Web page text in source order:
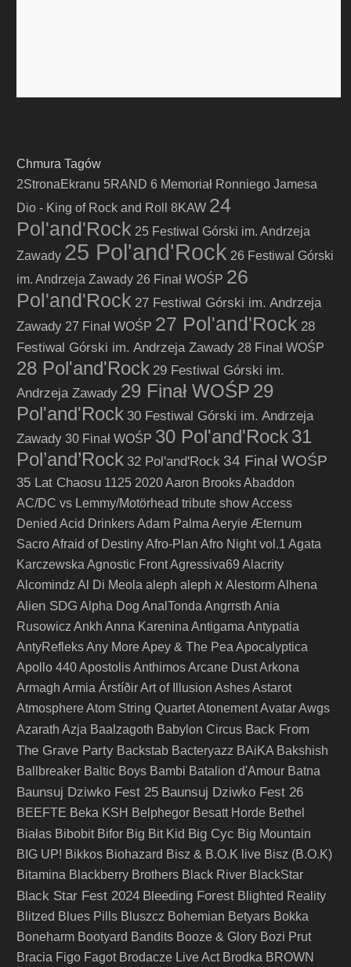
Chmura Tagów
2StronaEkranu 5RAND 6 Memoriał Ronniego Jamesa
Dio - King of Rock and Roll
8KAW 24
Pol'and'Rock 25 Festiwal Górski im. Andrzeja
Zawady 25 Pol'and'Rock 26 Festiwal Górski
im. Andrzeja Zawady 26 Finał WOŚP 26
Pol'and'Rock 27 Festiwal Górski im. Andrzeja
Zawady 27 Finał WOŚP 27 Pol'and'Rock 28
Festiwal Górski im. Andrzeja Zawady 28 Finał WOŚP
28 Pol'and'Rock 29 Festiwal Górski im.
Andrzeja Zawady 29 Finał WOŚP 29
Pol'and'Rock 30 Festiwal Górski im. Andrzeja
Zawady 30 Finał WOŚP 30 Pol'and'Rock31
Pol’and’Rock 32 Pol'and'Rock 34 Finał WOŚP
35 Lat Chaosu 1125 2020Aaron BrooksAbaddon
AC/DC vs Lemmy/Motörhead tribute showAccess
Denied Acid DrinkersAdam Palma Aeryie Æternum
SacroAfraid of DestinyAfro-Plan Afro Night vol.1 Agata
Karczewska Agnostic FrontAgressiva69 Alacrity
Alcomindz Al Di Meola aleph aleph א AlestormAlhena
Alien SDG Alpha Dog AnalTonda Angrrsth Ania
Rusowicz Ankh Anna Karenina Antigama Antypatia
AntyRefleksAny MoreApey & The Pea Apocalyptica
Apollo 440Apostolis AnthimosArcane DustArkona
Armagh Armia ÁrstíðirArt of Illusion AshesAstarot
AtmosphereAtom String QuartetAtonementAvatarAwgs
Azarath Azja Baalzagoth Babylon Circus Back From
The Grave Party Backstab Bacteryazz BAiKA Bakshish
Ballbreaker Baltic Boys Bambi Batalion d'Amour Batna
Baunsuj Dziwko Fest 25 Baunsuj Dziwko Fest 26
BEEFTE Beka KSH Belphegor Besatt Horde Bethel
Białas Bibobit Bifor Big Bit Kid Big Cyc Big Mountain
BIG UP! Bikkos Biohazard Bisz & B.O.K live Bisz (B.O.K)
Bitamina Blackberry Brothers Black River BlackStar
Black Star Fest 2024 Bleeding Forest Blighted Reality
Blitzed Blues Pills Bluszcz Bohemian Betyars Bokka
Boneharm Bootyard Bandits Booze & Glory Bozi Prut
Bracia Figo Fagot Brodacze Live Act Brodka BROWN